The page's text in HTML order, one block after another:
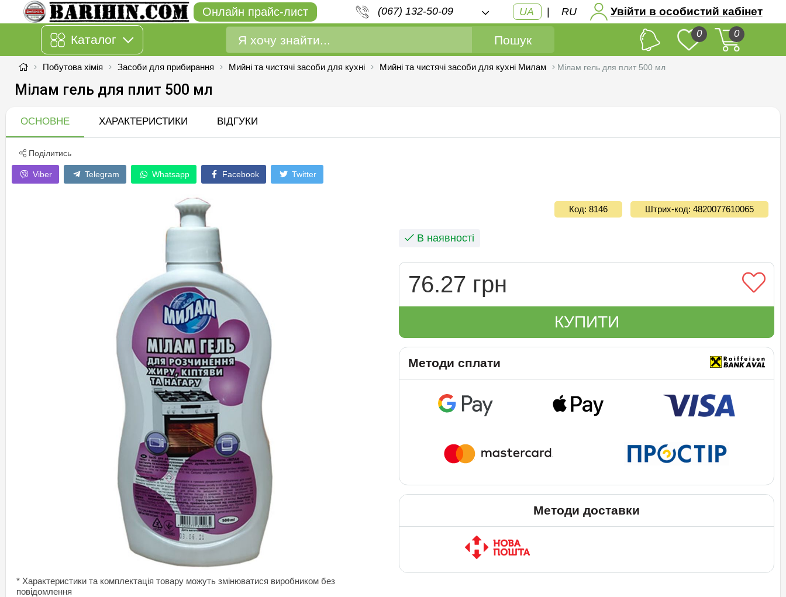
Онлайн прайс-лист (067) 132-50-09 UA | RU Увійти в особистий кабінет
Каталог Пошук 0 0
Побутова хімія Засоби для прибирання Мийні та чистячі засоби для кухні Мийні та чистячі засоби для кухні Милам Мілам гель для плит 500 мл
Мілам гель для плит 500 мл
ОСНОВНЕ ХАРАКТЕРИСТИКИ ВІДГУКИ
Поділитись
Viber Telegram Whatsapp Facebook Twitter
* Характеристики та комплектація товару можуть змінюватися виробником без
повідомлення
Код: 8146 Штрих-код: 4820077610065
В наявності
76.27 грн
КУПИТИ
Методи сплати
Методи доставки